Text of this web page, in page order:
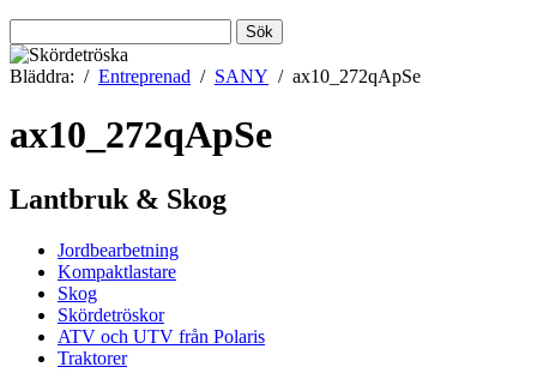
efter:
Bläddra:
Entreprenad SANY ax10_272qApSe
ax10_272qApSe
Lantbruk & Skog
Jordbearbetning
Kompaktlastare
Skog
Skördetröskor
ATV och UTV från Polaris
Traktorer